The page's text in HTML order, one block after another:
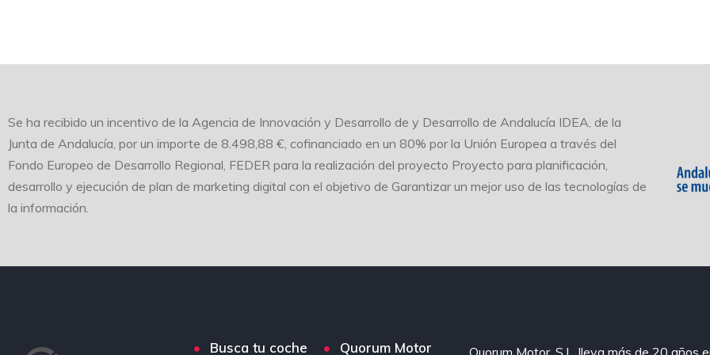
Se ha recibido un incentivo de la Agencia de Innovación y Desarrollo de y Desarrollo de Andalucía IDEA, de la
Junta de Andalucía, por un importe de 8.498,88 €, cofinanciado en un 80% por la Unión Europea a través del
Fondo Europeo de Desarrollo Regional, FEDER para la realización del proyecto Proyecto para planificación,
desarrollo y ejecución de plan de marketing digital con el objetivo de Garantizar un mejor uso de las tecnologías de
la información.
Busca tu coche Quorum Motor Quorum Motor, S.L. lleva más de 20 años